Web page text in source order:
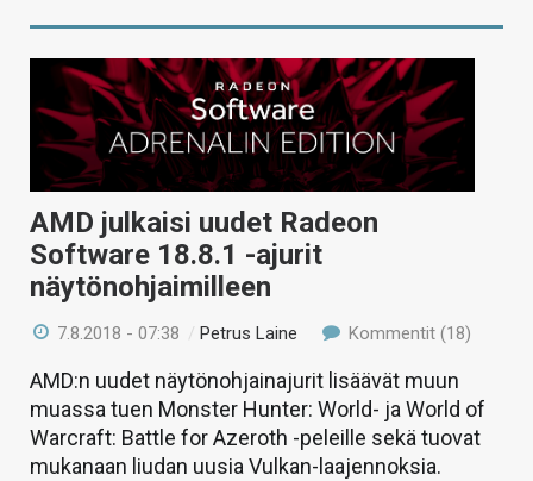
AMD julkaisi uudet Radeon
Software 18.8.1 -ajurit
näytönohjaimilleen
7.8.2018 - 07:38 / Petrus Laine Kommentit (18)
AMD:n uudet näytönohjainajurit lisäävät muun
muassa tuen Monster Hunter: World- ja World of
Warcraft: Battle for Azeroth -peleille sekä tuovat
mukanaan liudan uusia Vulkan-laajennoksia.